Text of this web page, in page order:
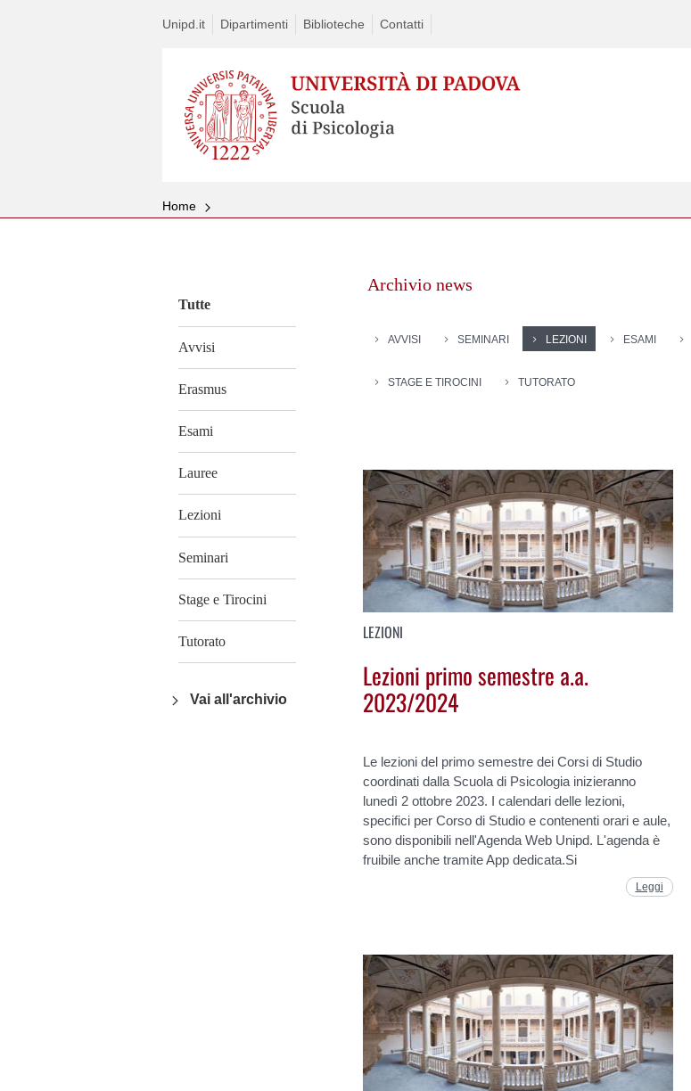
Unipd.it Dipartimenti Biblioteche Contatti
Home
Tutte
Avvisi
Erasmus
Esami
Lauree
Lezioni
Seminari
Stage e Tirocini
Tutorato
Vai all'archivio
Archivio news
AVVISI SEMINARI LEZIONI ESAMI
STAGE E TIROCINI TUTORATO
LEZIONI
Lezioni primo semestre a.a.
2023/2024
Le lezioni del primo semestre dei Corsi di Studio
coordinati dalla Scuola di Psicologia inizieranno
lunedì 2 ottobre 2023. I calendari delle lezioni,
specifici per Corso di Studio e contenenti orari e aule,
sono disponibili nell'Agenda Web Unipd. L'agenda è
fruibile anche tramite App dedicata.Si
Leggi